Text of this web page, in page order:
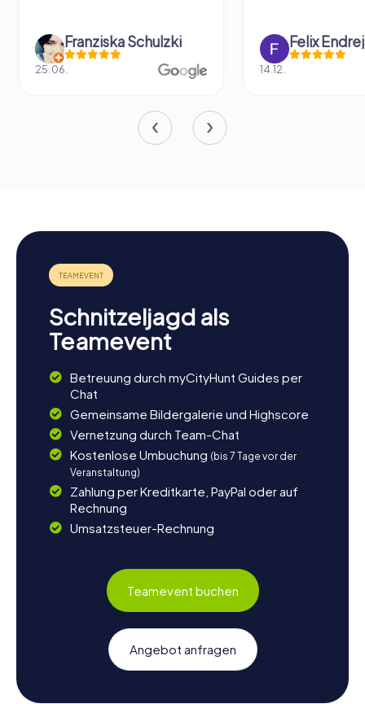
Franziska Schulzki
25.06.
Felix
14.12.
Schnitzeljagd als
Teamevent
Betreuung durch myCityHunt Guides per
Chat
Gemeinsame Bildergalerie und Highscore
Vernetzung durch Team-Chat
Kostenlose Umbuchung (bis 7 Tage vor der
Veranstaltung)
Zahlung per Kreditkarte, PayPal oder auf
Rechnung
Umsatzsteuer-Rechnung
Teamevent buchen
Angebot anfragen